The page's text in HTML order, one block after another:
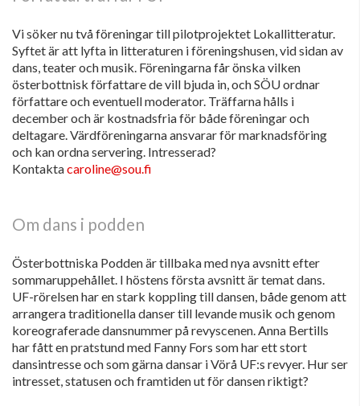
Vi söker nu två föreningar till pilotprojektet Lokallitteratur.
Syftet är att lyfta in litteraturen i föreningshusen, vid sidan av
dans, teater och musik. Föreningarna får önska vilken
österbottnisk författare de vill bjuda in, och SÖU ordnar
författare och eventuell moderator. Träffarna hålls i
december och är kostnadsfria för både föreningar och
deltagare. Värdföreningarna ansvarar för marknadsföring
och kan ordna servering. Intresserad?
Kontaktacaroline@sou.fi
Om dans i podden
Österbottniska Podden är tillbaka med nya avsnitt efter
sommaruppehållet. I höstens första avsnitt är temat dans.
UF-rörelsen har en stark koppling till dansen, både genom att
arrangera traditionella danser till levande musik och genom
koreograferade dansnummer på revyscenen. Anna Bertills
har fått en pratstund med Fanny Fors som har ett stort
dansintresse och som gärna dansar i Vörå UF:s revyer. Hur ser
intresset, statusen och framtiden ut för dansen riktigt?